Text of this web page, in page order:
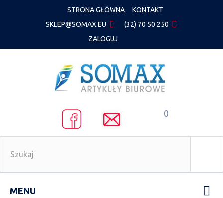
STRONA GŁÓWNA
KONTAKT
SKLEP@SOMAX.EU
(32) 70 50 250
ZALOGUJ
0
MENU